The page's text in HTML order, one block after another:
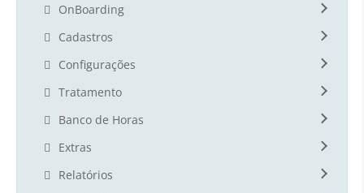
OnBoarding
Cadastros
Configurações
Tratamento
Banco de Horas
Extras
Relatórios